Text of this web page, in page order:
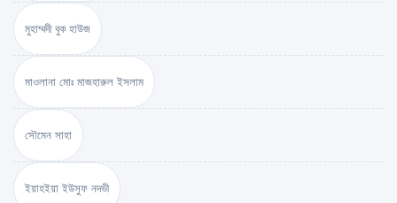
মুহাম্মদী বুক হাউজ
মাওলানা মোঃ মাজহারুল ইসলাম
সৌমেন সাহা
ইয়াহইয়া ইউসুফ নদভী